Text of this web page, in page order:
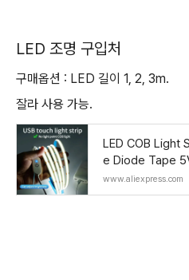
LED 조명 구입처
구매옵션 : LED 길이 1, 2, 3m.
잘라 사용 가능.
LED COB Light
e Diode Tape
ng Lamp Room
ll Decor
www.aliexpress.com